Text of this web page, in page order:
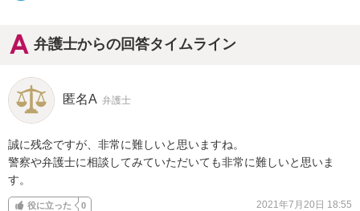
弁護士からの回答タイムライン
匿名A 弁護士
誠に残念ですが、非常に難しいと思いますね。
警察や弁護士に相談してみていただいても非常に難しいと思いま
す。
役に立った 0 2021年7月20日 18:55